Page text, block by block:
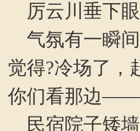
厉云川垂下眼
气氛有一瞬间
觉得?冷场了，
你们看那边
民宿院子矮墙